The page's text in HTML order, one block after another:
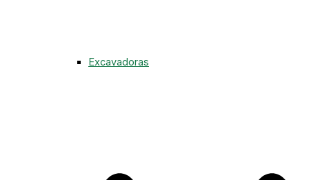
Excavadoras